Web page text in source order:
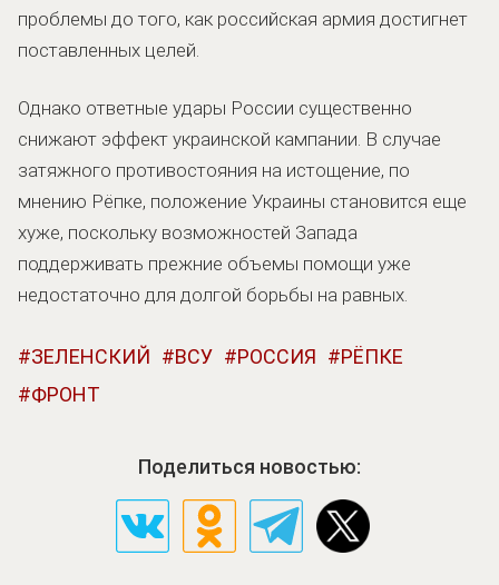
проблемы до того, как российская армия достигнет
поставленных целей.
Однако ответные удары России существенно
снижают эффект украинской кампании. В случае
затяжного противостояния на истощение, по
мнению Рёпке, положение Украины становится еще
хуже, поскольку возможностей Запада
поддерживать прежние объемы помощи уже
недостаточно для долгой борьбы на равных.
ЗЕЛЕНСКИЙ ВСУ РОССИЯ
РЁПКЕ
ФРОНТ
Поделиться новостью: